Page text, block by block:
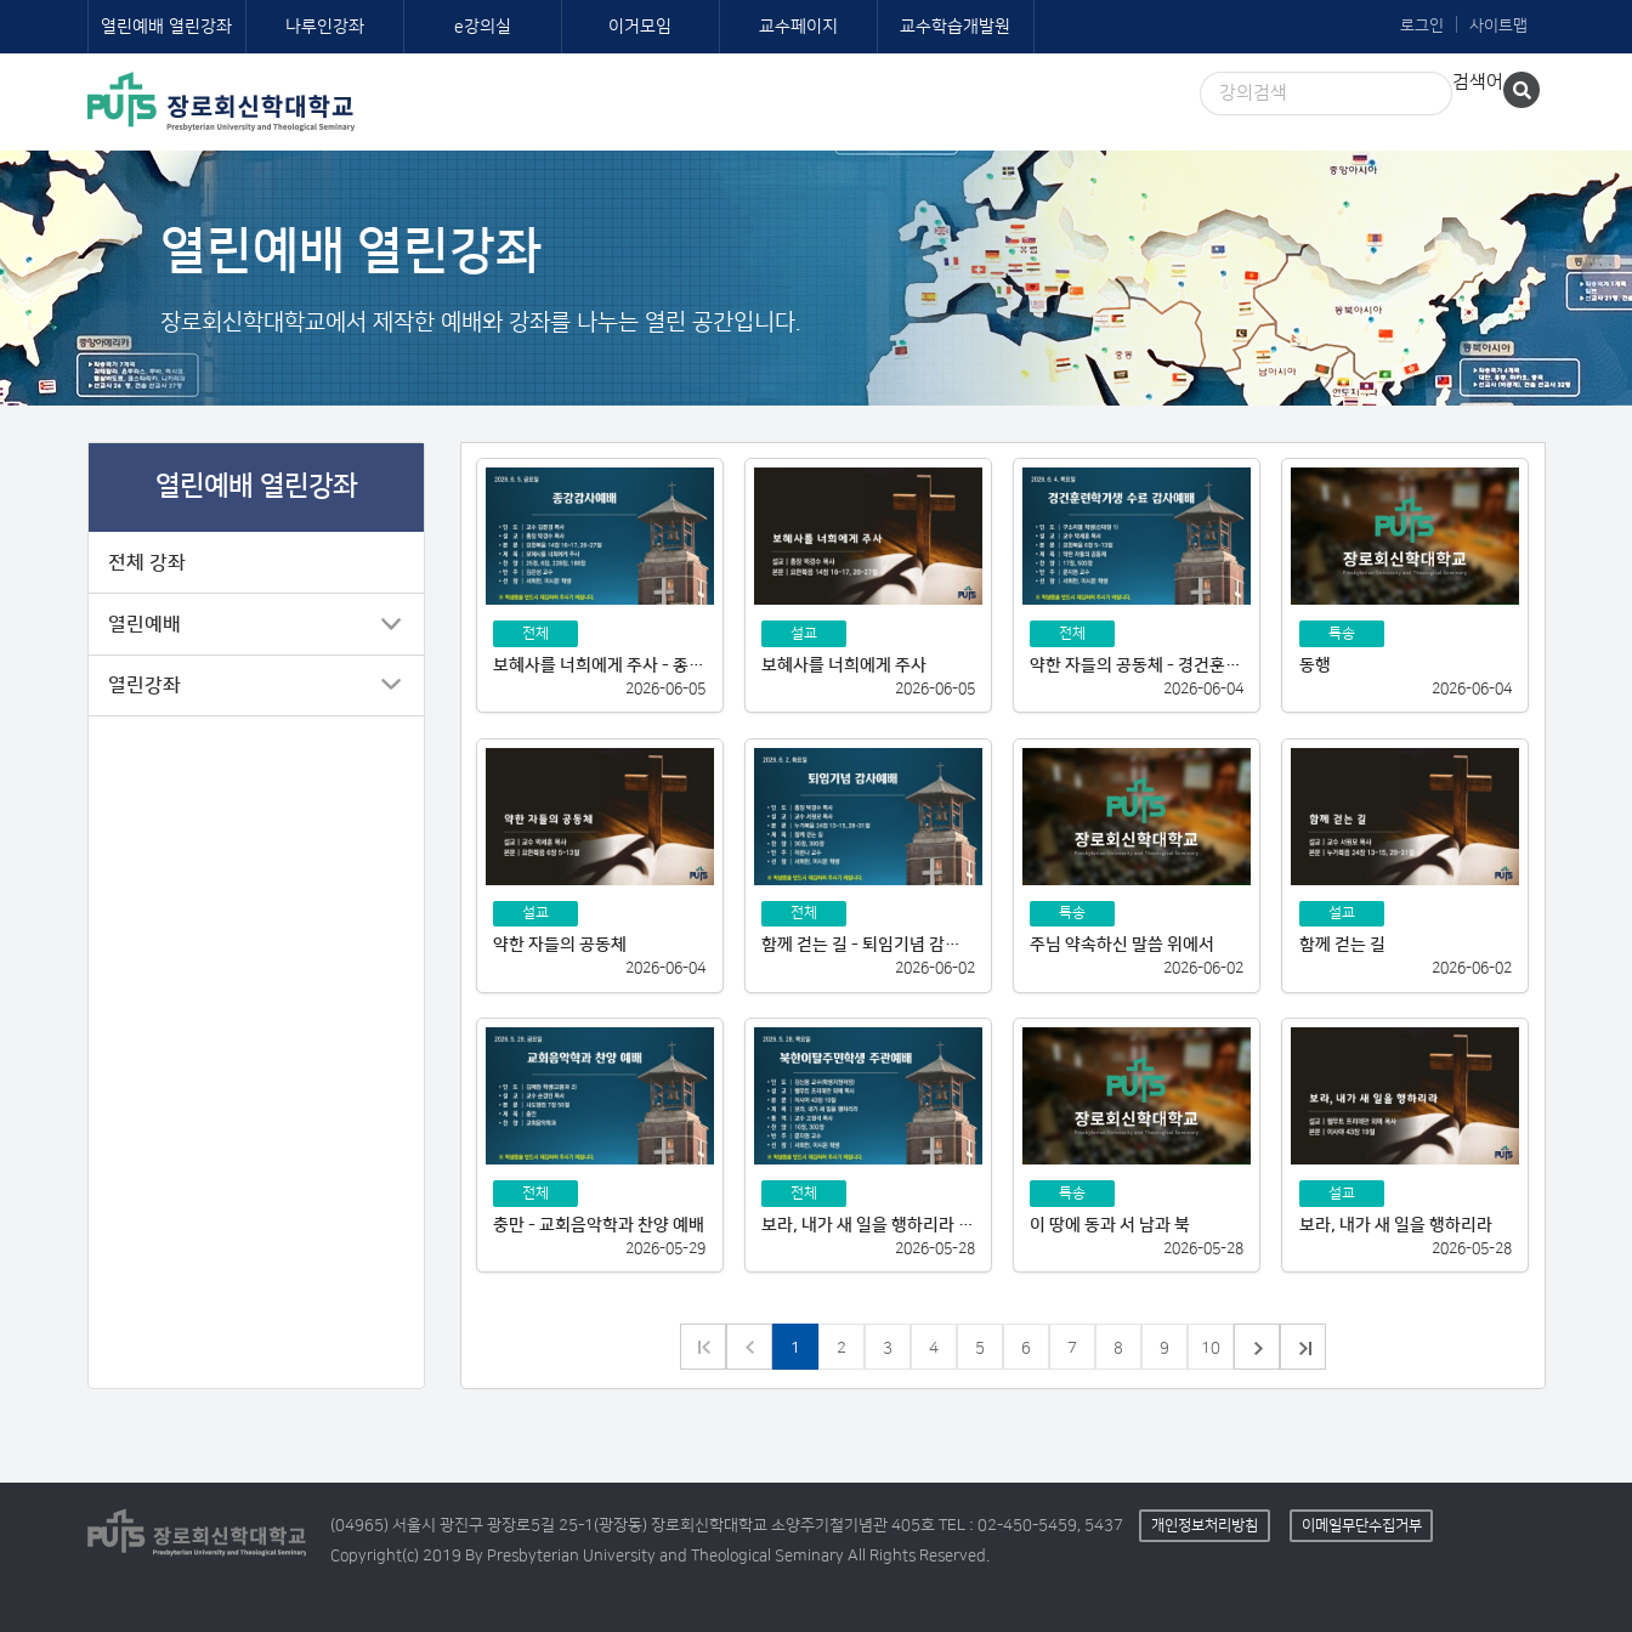
열린예배 열린강좌 나루인강좌 e강의실 이거모임 교수페이지 교수학습개발원 로그인 사이트맵
검색어
열린예배 열린강좌
장로회신학대학교에서 제작한 예배와 강좌를 나누는 열린 공간입니다.
열린예배 열린강좌
전체 강좌
열린예배
열린강좌
전체
보혜사를 너희에게 주사 - 종강감사예배
2026-06-05
설교
보혜사를 너희에게 주사
2026-06-05
전체
약한 자들의 공동체 - 경건훈련학기생 수료 감사예배
2026-06-04
특송
동행
2026-06-04
설교
약한 자들의 공동체
2026-06-04
전체
함께 걷는 길 - 퇴임기념 감사예배
2026-06-02
특송
주님 약속하신 말씀 위에서
2026-06-02
설교
함께 걷는 길
2026-06-02
전체
충만 - 교회음악학과 찬양 예배
2026-05-29
전체
보라, 내가 새 일을 행하리라 - 북한이탈주민학생 주관예배
2026-05-28
특송
이 땅에 동과 서 남과 북
2026-05-28
설교
보라, 내가 새 일을 행하리라
2026-05-28
1 2 3 4 5 6 7 8 9 10
(04965) 서울시 광진구 광장로5길 25-1(광장동) 장로회신학대학교 소양주기철기념관 405호 TEL : 02-450-5459, 5437 개인정보처리방침 이메일무단수집거부
Copyright(c) 2019 By Presbyterian University and Theological Seminary All Rights Reserved.